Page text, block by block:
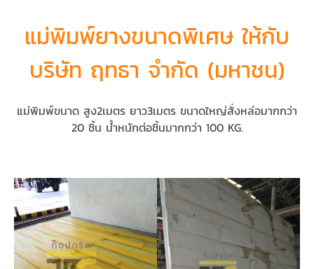
แม่พิมพ์ยางขนาดพิเศษ ให้กับ
บริษัท ฤทธา จำกัด (มหาชน)
แม่พิมพ์ขนาด สูง2เมตร ยาว3เมตร ขนาดใหญ่สั่งหล่อมากกว่า
20 ชิ้น น้ำหนักต่อชิ้นมากกว่า 100 KG.